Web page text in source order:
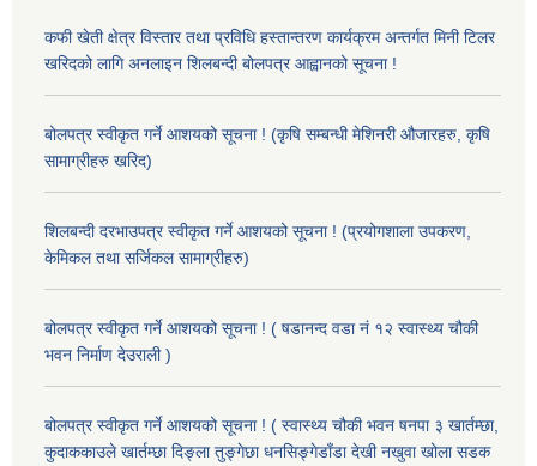
कफी खेती क्षेत्र विस्तार तथा प्रविधि हस्तान्तरण कार्यक्रम अन्तर्गत मिनी टिलर
खरिदको लागि अनलाइन शिलबन्दी बोलपत्र आह्वानको सूचना !
बोलपत्र स्वीकृत गर्ने आशयको सूचना ! (कृषि सम्बन्धी मेशिनरी औजारहरु, कृषि
सामाग्रीहरु खरिद)
शिलबन्दी दरभाउपत्र स्वीकृत गर्ने आशयको सूचना ! (प्रयोगशाला उपकरण,
केमिकल तथा सर्जिकल सामाग्रीहरु)
बोलपत्र स्वीकृत गर्ने आशयको सूचना ! ( षडानन्द वडा नं १२ स्वास्थ्य चौकी
भवन निर्माण देउराली )
बोलपत्र स्वीकृत गर्ने आशयको सूचना ! ( स्वास्थ्य चौकी भवन षनपा ३ खार्तम्छा,
कुदाककाउले खार्तम्छा दिङ्ला तुङ्गेछा धनसिङ्गेडाँडा देखी नखुवा खोला सडक